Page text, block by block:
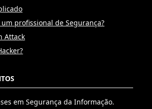
profissional de Segurança?
Attack
em Segurança da Informação.